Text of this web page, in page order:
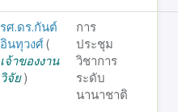
รศ.ดร.กันต์
อินทุวงศ์(
เจ้าของงาน
วิจัย)
การ
ประชุม
วิชาการ
ระดับ
นานาชาติ